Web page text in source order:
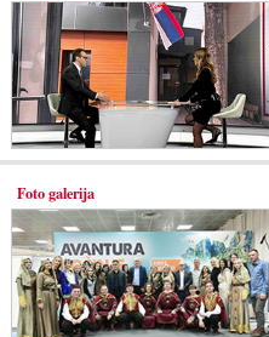
Foto galerija